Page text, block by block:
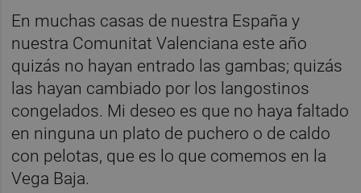
En muchas casas de nuestra España y
nuestra Comunitat Valenciana este año
quizás no hayan entrado las gambas; quizás
las hayan cambiado por los langostinos
congelados. Mi deseo es que no haya faltado
en ninguna un plato de puchero o de caldo
con pelotas, que es lo que comemos en la
Vega Baja.